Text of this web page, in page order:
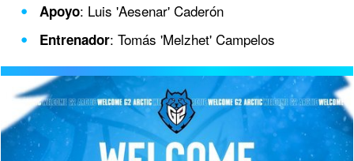
Apoyo: Luis 'Aesenar' Caderón
Entrenador: Tomás 'Melzhet' Campelos